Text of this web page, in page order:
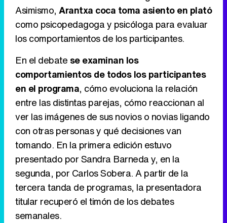
Asimismo, Arantxa coca toma asiento en plató
como psicopedagoga y psicóloga para evaluar
los comportamientos de los participantes.
En el debate se examinan los
comportamientos de todos los participantes
en el programa, cómo evoluciona la relación
entre las distintas parejas, cómo reaccionan al
ver las imágenes de sus novios o novias ligando
con otras personas y qué decisiones van
tomando. En la primera edición estuvo
presentado por Sandra Barneda y, en la
segunda, por Carlos Sobera. A partir de la
tercera tanda de programas, la presentadora
titular recuperó el timón de los debates
semanales.